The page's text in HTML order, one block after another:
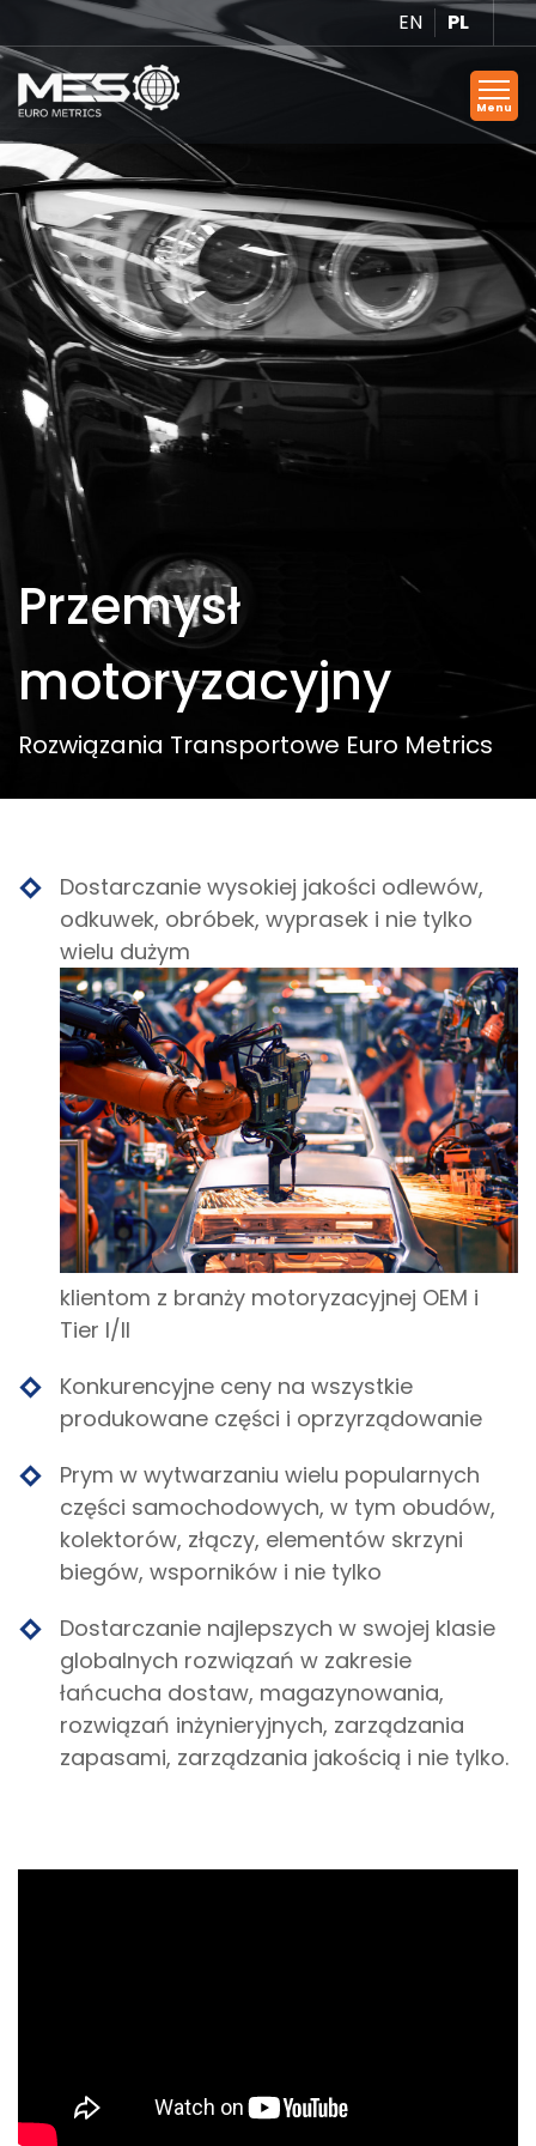
EN PL
Przemysł
motoryzacyjny
Rozwiązania Transportowe Euro Metrics
Dostarczanie wysokiej jakości odlewów,
odkuwek, obróbek, wyprasek i nie tylko
wielu dużym
klientom z branży motoryzacyjnej OEM i
Tier I/II
Konkurencyjne ceny na wszystkie
produkowane części i oprzyrządowanie
Prym w wytwarzaniu wielu popularnych
części samochodowych, w tym obudów,
kolektorów, złączy, elementów skrzyni
biegów, wsporników i nie tylko
Dostarczanie najlepszych w swojej klasie
globalnych rozwiązań w zakresie
łańcucha dostaw, magazynowania,
rozwiązań inżynieryjnych, zarządzania
zapasami, zarządzania jakością i nie tylko.